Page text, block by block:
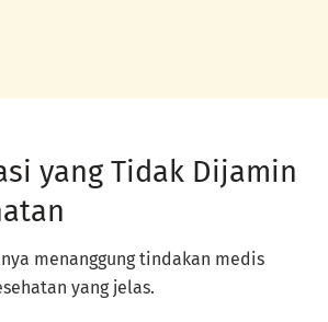
yang Tidak Dijamin
menanggung tindakan medis
yang jelas.